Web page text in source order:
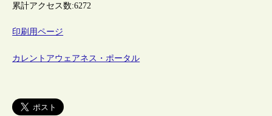
累計アクセス数:6272
印刷用ページ
カレントアウェアネス・ポータル